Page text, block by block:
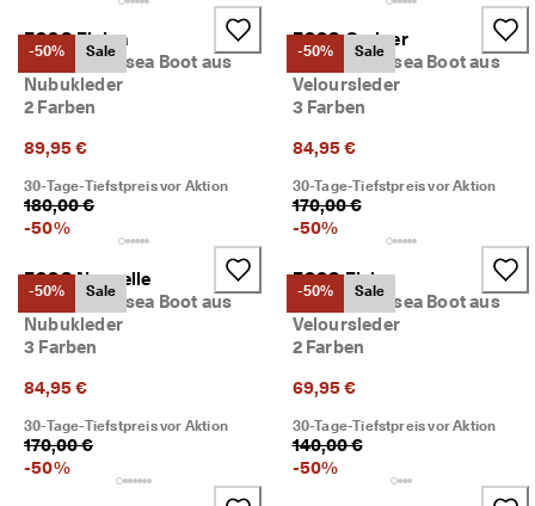
-50% Sale
ECCO Elaina
Damen Chelsea Boot aus
Nubukleder
2 Farben
89,95 €
30-Tage-Tiefstpreis vor Aktion
180,00 €
-50%
-50% Sale
ECCO Grainer
Damen Chelsea Boot aus
Veloursleder
3 Farben
84,95 €
30-Tage-Tiefstpreis vor Aktion
170,00 €
-50%
-50% Sale
ECCO Nouvelle
Damen Chelsea Boot aus
Nubukleder
3 Farben
84,95 €
30-Tage-Tiefstpreis vor Aktion
170,00 €
-50%
-50% Sale
ECCO Elaina
Damen Chelsea Boot aus
Veloursleder
2 Farben
69,95 €
30-Tage-Tiefstpreis vor Aktion
140,00 €
-50%